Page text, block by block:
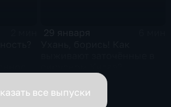
все выпуски